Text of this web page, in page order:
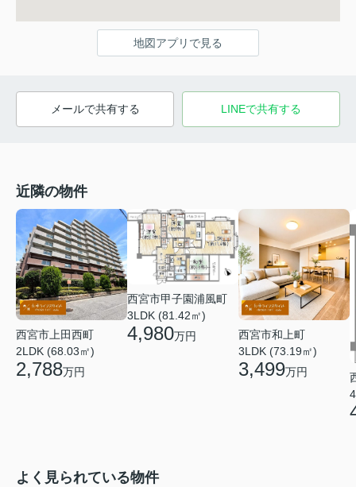
地図アプリで見る
メールで共有する LINEで共有する
近隣の物件
西宮市上田西町
2LDK (68.03㎡)
2,788万円
西宮市甲子園浦風町
3LDK (81.42㎡)
4,980万円
西宮市和上町
3LDK (73.19㎡)
3,499万円
よく見られている物件